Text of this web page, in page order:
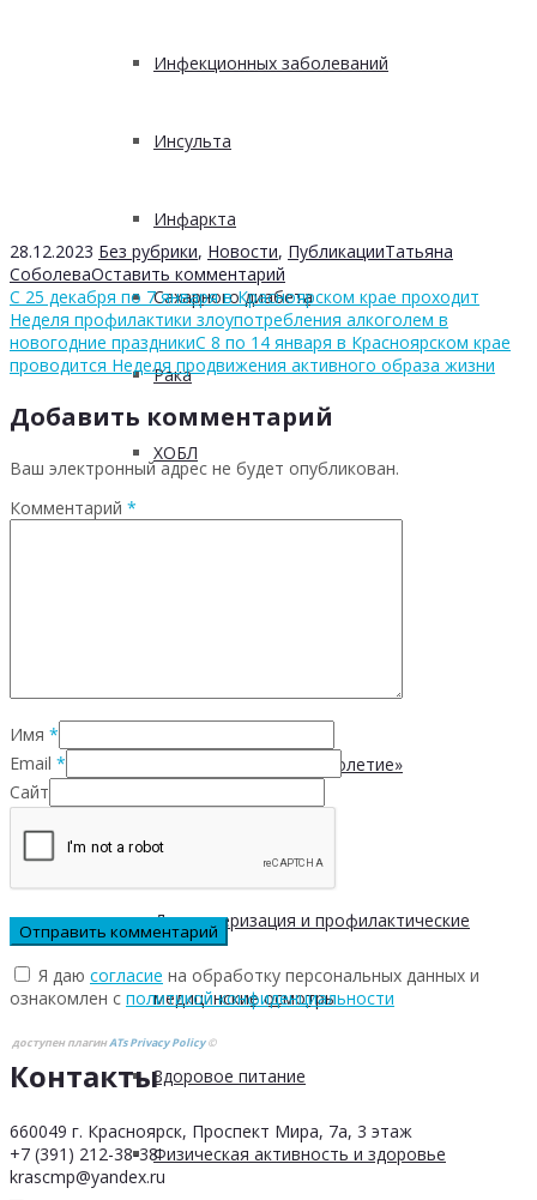
Инфекционных заболеваний
Инсульта
Инфаркта
Сахарного диабета
Рака
ХОБЛ
Клуб «Сибирское долголетие»
Здоровый образ жизни
Диспансеризация и профилактические
медицинские осмотры
Здоровое питание
Физическая активность и здоровье
28.12.2023 Без рубрики, Новости, ПубликацииТатьяна
СоболеваОставить комментарий
С 25 декабря по 7 января в Красноярском крае проходит
Неделя профилактики злоупотребления алкоголем в
новогодние праздникиС 8 по 14 января в Красноярском крае
проводится Неделя продвижения активного образа жизни
Добавить комментарий
Ваш электронный адрес не будет опубликован.
Комментарий *
Имя *
Email *
Сайт
Я даю согласие на обработку персональных данных и
ознакомлен с политикой конфиденциальности
доступен плагинATs Privacy Policy©
Контакты
660049 г. Красноярск, Проспект Мира, 7а, 3 этаж
+7 (391) 212-38-38
krascmp@yandex.ru